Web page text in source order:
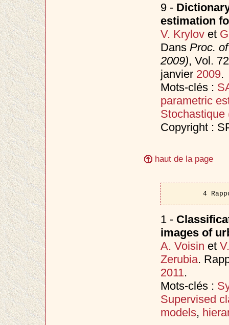
9 -
estimation
V. Krylovet
Dans Proc.
2009), Vol.
janvier 2009.
Mots-clés :
parametric
Stochastique
Copyright :
haut de la page
4
1 -
images of
A. Voisin et
Zerubia.
2011.
Mots-clés :
Supervised
models,